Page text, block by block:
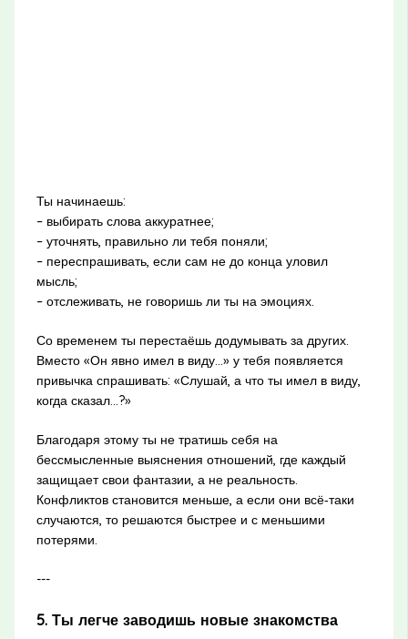
Ты начинаешь:
– выбирать слова аккуратнее;
– уточнять, правильно ли тебя поняли;
– переспрашивать, если сам не до конца уловил
мысль;
– отслеживать, не говоришь ли ты на эмоциях.
Со временем ты перестаёшь додумывать за других.
Вместо «Он явно имел в виду…» у тебя появляется
привычка спрашивать: «Слушай, а что ты имел в виду,
когда сказал…?»
Благодаря этому ты не тратишь себя на
бессмысленные выяснения отношений, где каждый
защищает свои фантазии, а не реальность.
Конфликтов становится меньше, а если они всё‑таки
случаются, то решаются быстрее и с меньшими
потерями.
---
5. Ты легче заводишь новые знакомства